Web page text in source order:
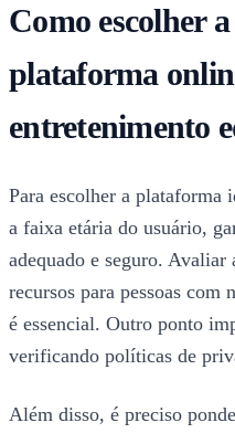
Como escolher
plataforma
entretenimento
Para escolher a plataforma
a faixa etária do usuário,
adequado e seguro.
recursos para pessoas com
é essencial. Outro ponto
verificando políticas de
Além disso, é preciso